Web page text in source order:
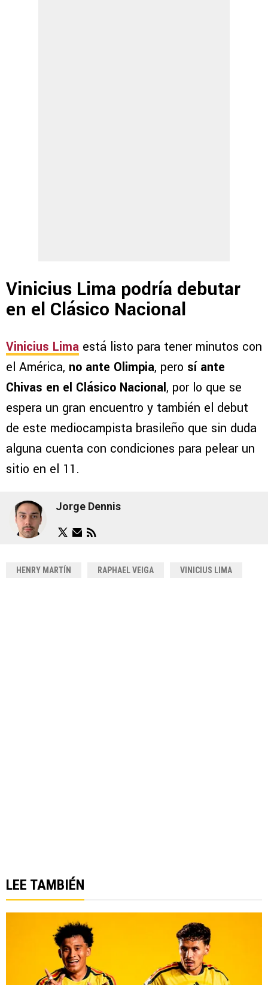
Vinicius Lima podría debutar
en el Clásico Nacional
Vinicius Lima está listo para tener minutos con
el América, no ante Olimpia, pero sí ante
Chivas en el Clásico Nacional, por lo que se
espera un gran encuentro y también el debut
de este mediocampista brasileño que sin duda
alguna cuenta con condiciones para pelear un
sitio en el 11.
Jorge Dennis
HENRY MARTÍN RAPHAEL VEIGA VINICIUS LIMA